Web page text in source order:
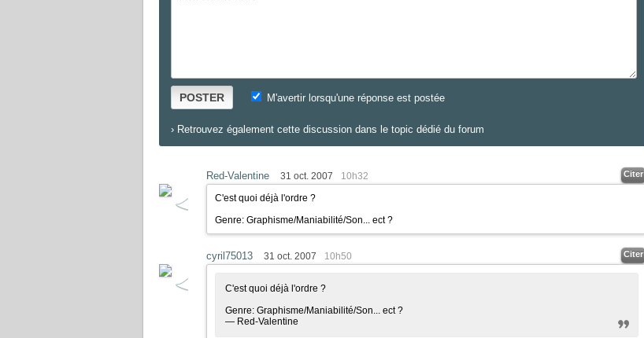
POSTER M'avertir lorsqu'une réponse est postée
› Retrouvez également cette discussion dans le topic dédié du forum
Red-Valentine 31 oct. 2007 10h32 Citer
C'est quoi déjà l'ordre ?
Genre: Graphisme/Maniabilité/Son... ect ?
cyril75013 31 oct. 2007 10h50 Citer
C'est quoi déjà l'ordre ?
Genre: Graphisme/Maniabilité/Son... ect ?
— Red-Valentine